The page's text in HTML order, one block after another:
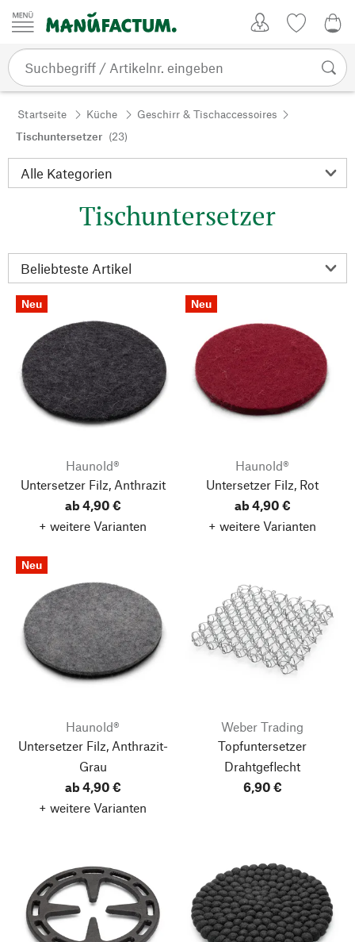
Zum Inhalt springen
Startseite Küche
Geschirr & Tischaccessoires
Tischuntersetzer (23)
Tischuntersetzer
Neu
Haunold®
Untersetzer Filz, Anthrazit
ab 4,90 €
+ weitere Varianten
Neu
Haunold®
Untersetzer Filz, Rot
ab 4,90 €
+ weitere Varianten
Neu
Haunold®
Untersetzer Filz, Anthrazit-
Grau
ab 4,90 €
+ weitere Varianten
Weber Trading
Topfuntersetzer
Drahtgeflecht
6,90 €